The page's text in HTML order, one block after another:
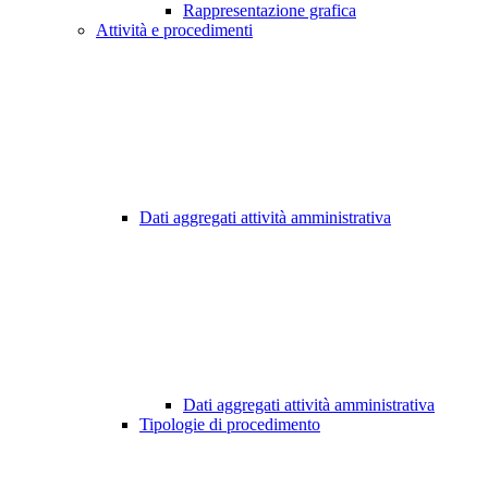
Rappresentazione grafica
Attività e procedimenti
Dati aggregati attività amministrativa
Dati aggregati attività amministrativa
Tipologie di procedimento